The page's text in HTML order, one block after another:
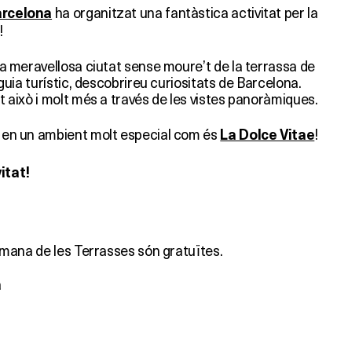
ha organitzat una fantàstica activitat per la
!
meravellosa ciutat sense moure’t de la terrassa de
turístic, descobrireu curiositats de Barcelona.
i molt més a través de les vistes panoràmiques.
un ambient molt especial com és La Dolce Vitae!
de les Terrasses són gratuïtes.